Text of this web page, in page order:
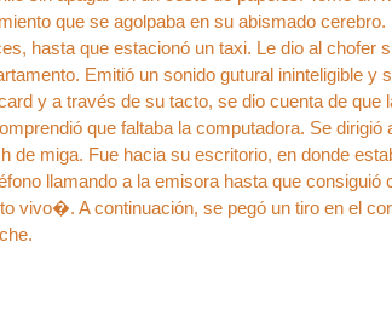
que se agolpaba en su abismado
hasta que estacionó un taxi. Le dio al chofer
Emitió un sonido gutural ininteligible y
y a través de su tacto, se dio cuenta de
que faltaba la computadora. Se dirigió
de miga. Fue hacia su escritorio, en donde
llamando a la emisora hasta que
vivo�. A continuación, se pegó un tiro en el